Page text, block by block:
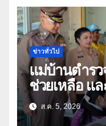
ข่าวทั่วไป
แม่บ้านตำรว
ช่วยเหลือ แ
ธิดา ข้าราชการตำรวจจังหวัด
อุทัยธานี
ส.ค. 5, 2026